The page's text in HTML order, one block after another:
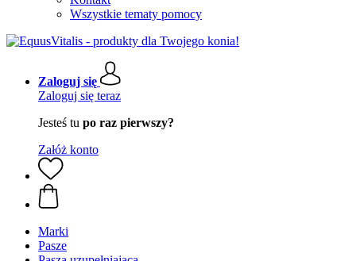
Wszystkie tematy pomocy
Zaloguj się
Zaloguj się teraz
Jesteś tu po raz pierwszy?
Załóż konto
Marki
Pasze